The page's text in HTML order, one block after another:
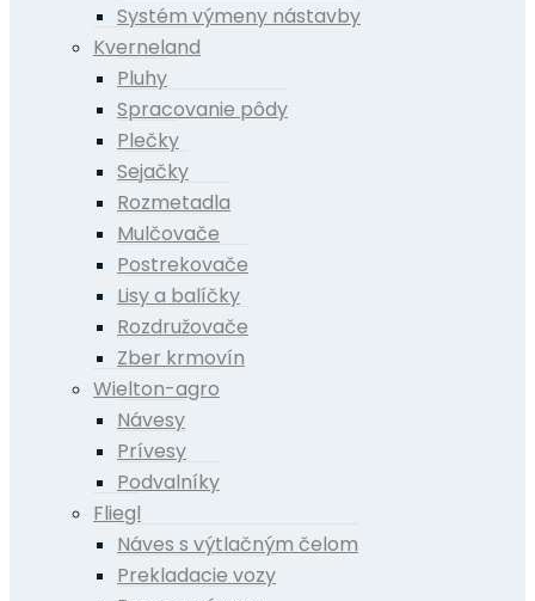
Systém výmeny nástavby
Kverneland
Pluhy
Spracovanie pôdy
Plečky
Sejačky
Rozmetadla
Mulčovače
Postrekovače
Lisy a balíčky
Rozdružovače
Zber krmovín
Wielton-agro
Návesy
Prívesy
Podvalníky
Fliegl
Náves s výtlačným čelom
Prekladacie vozy